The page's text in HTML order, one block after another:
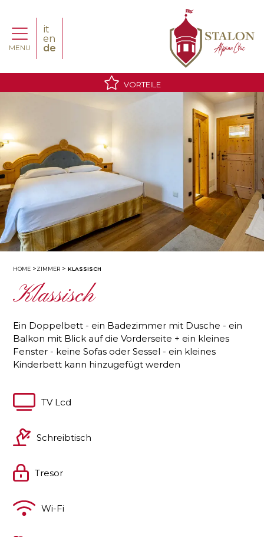
MENU
it
en
de
VORTEILE
HOME ZIMMER KLASSISCH
Klassisch
Ein Doppelbett - ein Badezimmer mit Dusche - ein
Balkon mit Blick auf die Vorderseite + ein kleines
Fenster - keine Sofas oder Sessel - ein kleines
Kinderbett kann hinzugefügt werden
TV Lcd
Schreibtisch
Tresor
Wi-Fi